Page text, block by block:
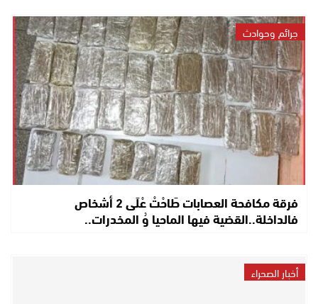
جرائم وحوادث
فرقة مكافحة العصابات طَاحْتْ عْلَى 2 أشخاص
فالداخلة..القضية فيها الماحيا وُ المخدرات..
أخبار الصحراء